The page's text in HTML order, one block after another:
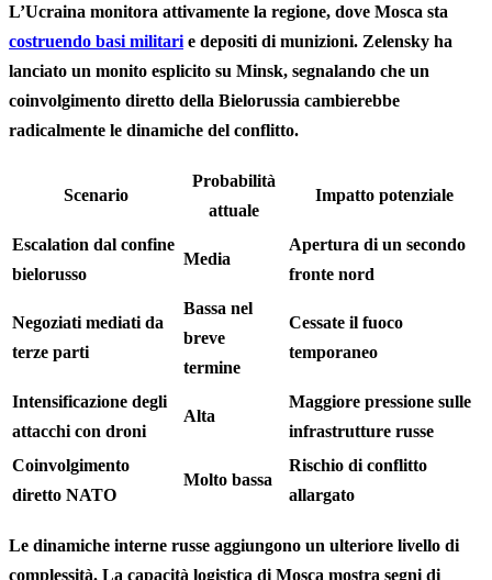
L’Ucraina monitora attivamente la regione, dove Mosca sta
costruendo basi militari e depositi di munizioni. Zelensky ha
lanciato un monito esplicito su Minsk, segnalando che un
coinvolgimento diretto della Bielorussia cambierebbe
radicalmente le dinamiche del conflitto.
Scenario
Probabilità
attuale
Impatto potenziale
Escalation dal confine
bielorusso
Media
Apertura di un secondo
fronte nord
Negoziati mediati da
terze parti
Bassa nel
breve
termine
Cessate il fuoco
temporaneo
Intensificazione degli
attacchi con droni
Alta
Maggiore pressione sulle
infrastrutture russe
Coinvolgimento
diretto NATO
Molto bassa
Rischio di conflitto
allargato
Le dinamiche interne russe aggiungono un ulteriore livello di
complessità. La capacità logistica di Mosca mostra segni di